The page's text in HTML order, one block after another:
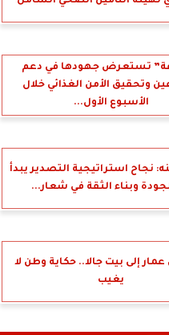
تستعرض جهودها في دعم
وتحقيق الأمن الغذائي خلال
الأسبوع الأول...
نجاح استراتيجية التصدير يبدأ
وبناء الثقة في شعار...
إلى بيت جالا.. حكاية وطن لا
يغيب